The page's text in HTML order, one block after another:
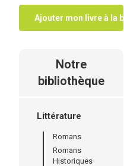
Ajouter mon livre à la
Notre
bibliothèque
Littérature
Romans
Romans
Historiques